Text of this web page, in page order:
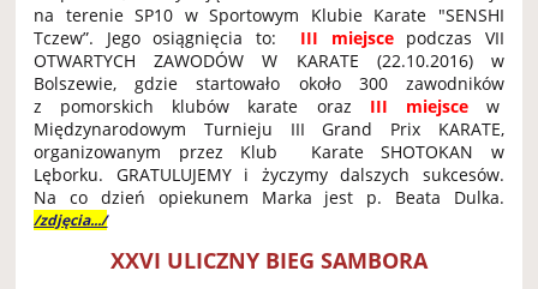
na terenie SP10 w Sportowym Klubie Karate "SENSHI
Tczew”. Jego osiągnięcia to: III miejscepodczas VII
OTWARTYCH ZAWODÓW W KARATE (22.10.2016) w
Bolszewie, gdzie startowało około 300 zawodników
z pomorskich klubów karate oraz III miejscew
Międzynarodowym Turnieju III Grand Prix KARATE,
organizowanym przez Klub Karate SHOTOKAN w
Lęborku. GRATULUJEMY i życzymy dalszych sukcesów.
Na co dzień opiekunem Marka jest p. Beata Dulka.
/zdjęcia.../
XXVI ULICZNY BIEG SAMBORA